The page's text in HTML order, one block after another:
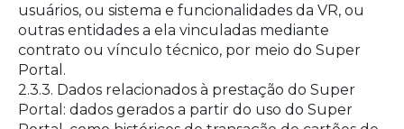
usuários, ou sistema e funcionalidades da VR, ou
outras entidades a ela vinculadas mediante
contrato ou vínculo técnico, por meio do Super
Portal.
2.3.3. Dados relacionados à prestação do Super
Portal: dados gerados a partir do uso do Super